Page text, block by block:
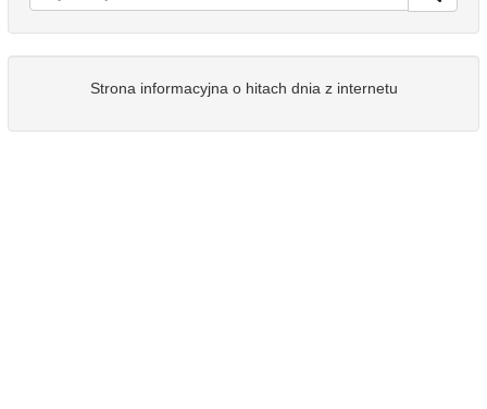
Strona informacyjna o hitach dnia z internetu